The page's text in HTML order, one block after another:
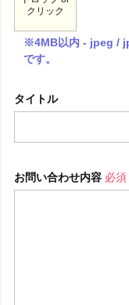
クリック
※4MB以内 - jpeg /
です。
タイトル
お問い合わせ内容 必須